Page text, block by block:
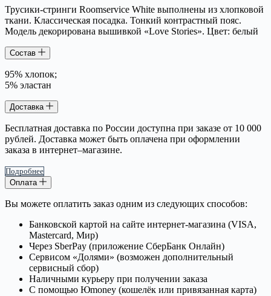
Трусики-стринги Roomservice White выполнены из хлопковой
ткани. Классическая посадка. Тонкий контрастный пояс.
Модель декорирована вышивкой «Love Stories». Цвет: белый
Состав
95% хлопок;
5% эластан
Доставка
Бесплатная доставка по России доступна при заказе от 10 000
рублей. Доставка может быть оплачена при оформлении
заказа в интернет–магазине.
Подробнее
Оплата
Вы можете оплатить заказ одним из следующих способов:
Банковской картой на сайте интернет-магазина (VISA,
Mastercard, Мир)
Через SberPay (приложение СберБанк Онлайн)
Сервисом «Долями» (возможен дополнительный
сервисный сбор)
Наличными курьеру при получении заказа
С помощью Юmoney (кошелёк или привязанная карта)